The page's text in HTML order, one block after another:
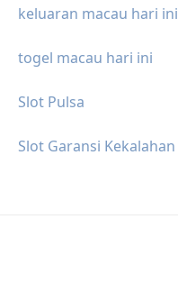
keluaran macau hari ini
togel macau hari ini
Slot Pulsa
Slot Garansi Kekalahan